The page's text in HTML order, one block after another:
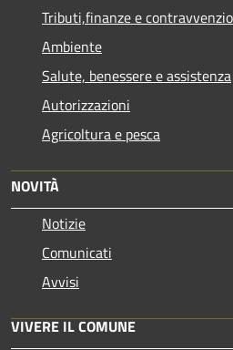
Tributi,finanze e
Ambiente
Salute, benessere e assistenza
Autorizzazioni
Agricoltura e pesca
NOVITÀ
Notizie
Comunicati
Avvisi
VIVERE IL COMUNE